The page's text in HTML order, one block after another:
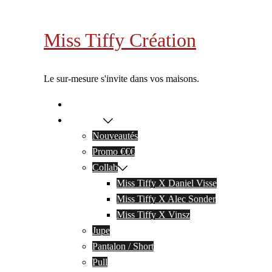
Miss Tiffy Création
Le sur-mesure s'invite dans vos maisons.
Nouveautés
Promo €€€
Collab
Miss Tiffy X Daniel Visse
Miss Tiffy X Alec Sonder
Miss Tiffy X Vinsz
Jupe
Pantalon / Short
Pull